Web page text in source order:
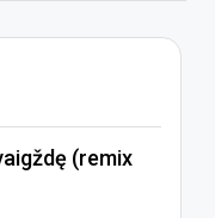
(remix